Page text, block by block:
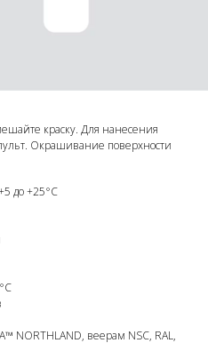
краску. Для нанесения
Окрашивание поверхности
до +25°С
NORTHLAND, веерам NSC, RAL,